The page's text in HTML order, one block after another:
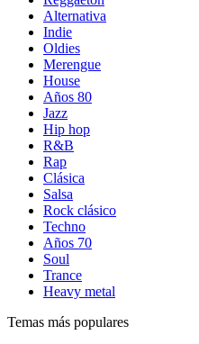
Alternativa
Indie
Oldies
Merengue
House
Años 80
Jazz
Hip hop
R&B
Rap
Clásica
Salsa
Rock clásico
Techno
Años 70
Soul
Trance
Heavy metal
Temas más populares